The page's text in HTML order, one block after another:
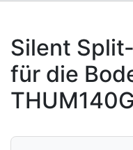
Silent
für die